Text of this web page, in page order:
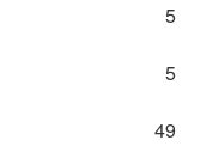
5
5
49